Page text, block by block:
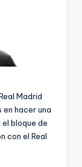
Madrid
en hacer una
bloque de
con el Real